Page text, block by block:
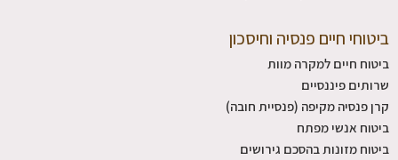
ביטוחי חיים פנסיה וחיסכון
ביטוח חיים למקרה מוות
שרותים פיננסיים
קרן פנסיה מקיפה (פנסיית חובה)
ביטוח אנשי מפתח
ביטוח מזונות בהסכם גירושים